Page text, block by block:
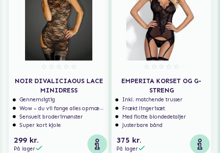
NOIR DIVALICIAOUS LACE
MINIDRESS
Gennemsigtig
Wow – du vil fange alles opmærksomhed
Sensuelt broderimønster
Super kort kjole
299 kr.
På lager
EMPERITA KORSET OG G-
STRENG
Inkl. matchende trusser
Frækt lingerisæt
Med flotte blondedetaljer
Justerbare bånd
375 kr.
På lager